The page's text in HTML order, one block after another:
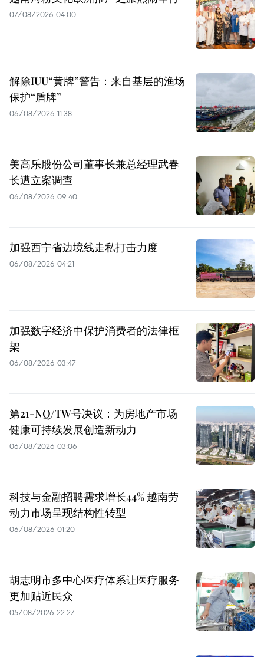
07/08/2026 04:00
解除IUU“黄牌”警告：来自基层的渔场
保护“盾牌”
06/08/2026 11:38
美高乐股份公司董事长兼总经理武春
长遭立案调查
06/08/2026 09:40
加强西宁省边境线走私打击力度
06/08/2026 04:21
加强数字经济中保护消费者的法律框
架
06/08/2026 03:47
第21-NQ/TW号决议：为房地产市场
健康可持续发展创造新动力
06/08/2026 03:06
科技与金融招聘需求增长44% 越南劳
动力市场呈现结构性转型
06/08/2026 01:20
胡志明市多中心医疗体系让医疗服务
更加贴近民众
05/08/2026 22:27